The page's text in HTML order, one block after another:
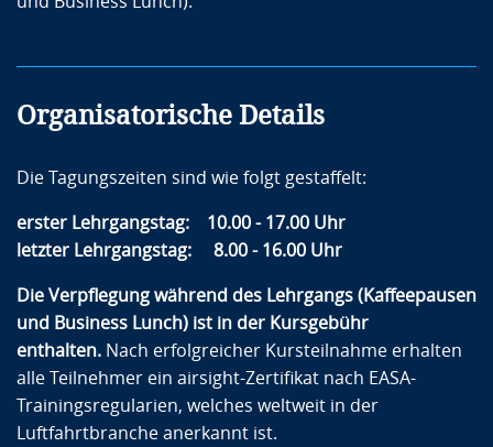
Organisatorische Details
Die Tagungszeiten sind wie folgt gestaffelt:
erster Lehrgangstag: 10.00 - 17.00 Uhr
letzter Lehrgangstag: 8.00 - 16.00 Uhr
Die Verpflegung während des Lehrgangs (Kaffeepausen
und Business Lunch) ist in der Kursgebühr
enthalten. Nach erfolgreicher Kursteilnahme erhalten
alle Teilnehmer ein airsight-Zertifikat nach EASA-
Trainingsregularien, welches weltweit in der
Luftfahrtbranche anerkannt ist.